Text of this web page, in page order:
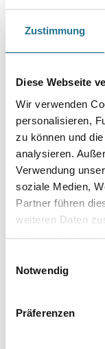
Zustimmung
Diese Webseite
Wir verwenden
personalisieren,
zu können und
analysieren.
Verwendung
soziale Medien,
Partner führen
weiteren Daten
haben oder die
Notwendig
Präferenzen
Breite in millimeter
Höhe in millimeter
Durchmesser in